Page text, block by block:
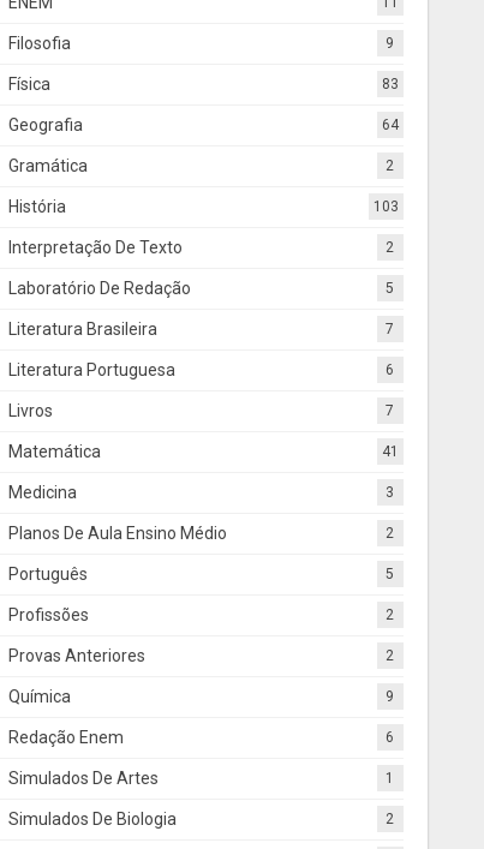
Filosofia 9
Física 83
Geografia 64
Gramática 2
História 103
Interpretação De Texto 2
Laboratório De Redação 5
Literatura Brasileira 7
Literatura Portuguesa 6
Livros 7
Matemática 41
Medicina 3
Planos De Aula Ensino Médio 2
Português 5
Profissões 2
Provas Anteriores 2
Química 9
Redação Enem 6
Simulados De Artes 1
Simulados De Biologia 2